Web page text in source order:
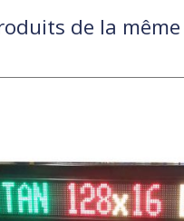
de la